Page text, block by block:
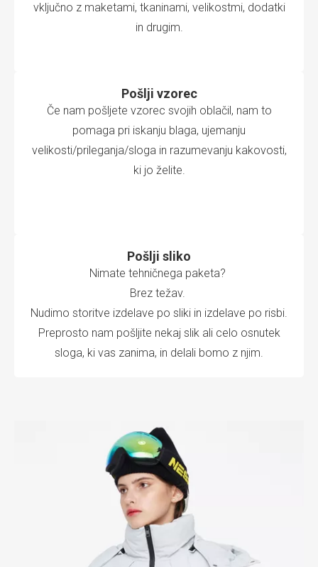
vključno z maketami, tkaninami, velikostmi, dodatki
in drugim.
Pošlji vzorec
Če nam pošljete vzorec svojih oblačil, nam to
pomaga pri iskanju blaga, ujemanju
velikosti/prileganja/sloga in razumevanju kakovosti,
ki jo želite.
Pošlji sliko
Nimate tehničnega paketa?
Brez težav.
Nudimo storitve izdelave po sliki in izdelave po risbi.
Preprosto nam pošljite nekaj slik ali celo osnutek
sloga, ki vas zanima, in delali bomo z njim.